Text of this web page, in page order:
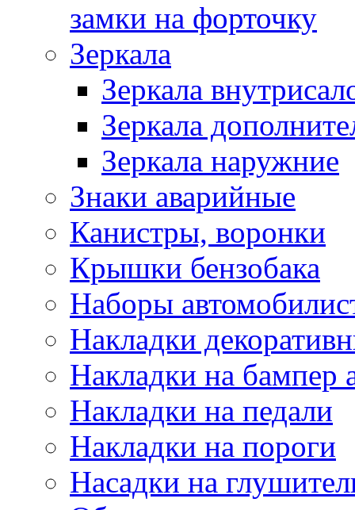
замки на форточку
Зеркала
Зеркала
Зеркала
Зеркала наружние
Знаки аварийные
Канистры, воронки
Крышки бензобака
Наборы
Накладки
Накладки на бампер
Накладки на педали
Накладки на пороги
Насадки на